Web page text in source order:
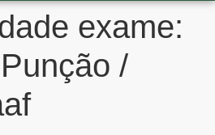
exame:
/